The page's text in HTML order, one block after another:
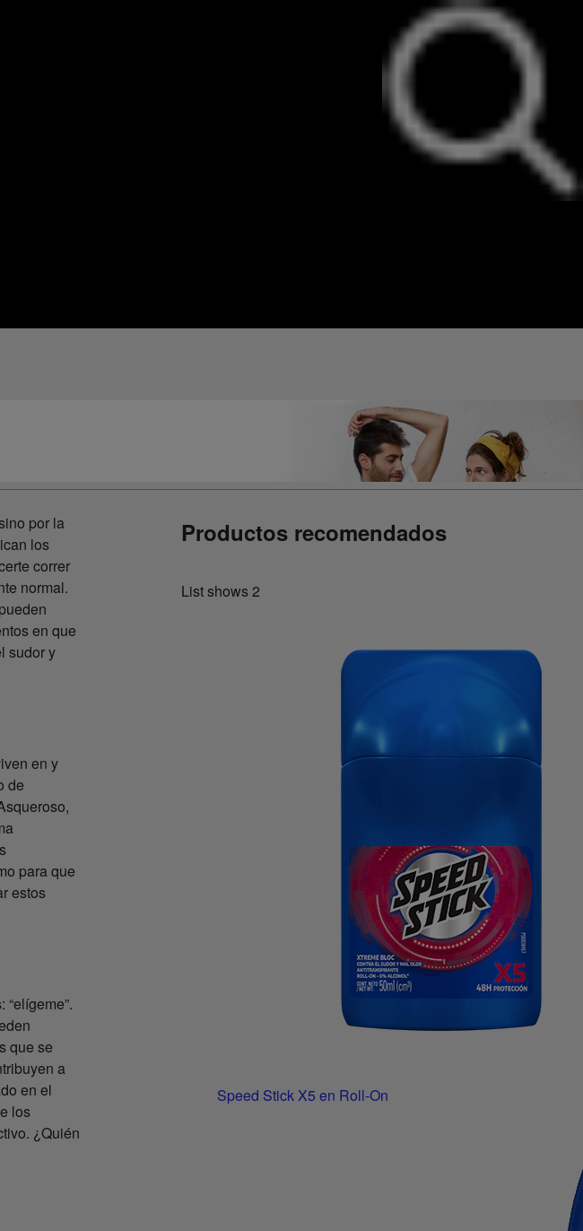
por la
los
correr
normal.
en que
sudor y
en y
de
para que
estos
que se
a
en el
los
¿Quién
Productos recomendados
List shows2
Speed Stick X5 en Roll-On